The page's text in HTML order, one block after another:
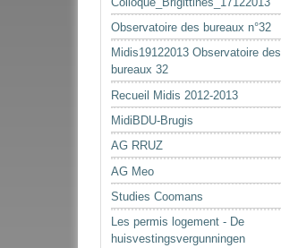
Observatoire des bureaux n°32
Midis19122013 Observatoire des
bureaux 32
Recueil Midis 2012-2013
MidiBDU-Brugis
AG RRUZ
AG Meo
Studies Coomans
Les permis logement - De
huisvestingsvergunningen